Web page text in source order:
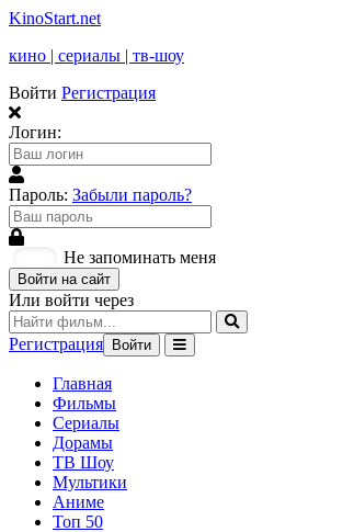
KinoStart.net
кино | сериалы | тв-шоу
Войти Регистрация
Логин:
Пароль: Забыли пароль?
Не запоминать меня
Войти на сайт
Или войти через
Регистрация Войти
Главная
Фильмы
Сериалы
Дорамы
ТВ Шоу
Мультики
Аниме
Топ 50